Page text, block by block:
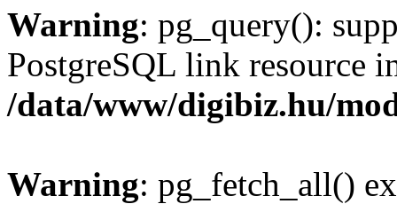
Warning: pg_query():
PostgreSQL link resource
/data/www/digibiz.hu/
Warning: pg_fetch_all()